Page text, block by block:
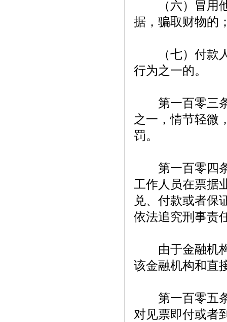
（六）冒用他
据，骗取财物的
（七）付款人
行为之一的。
第一百零三条
之一，情节轻微
罚。
第一百零四条
工作人员在票据
兑、付款或者保
依法追究刑事责
由于金融机构
该金融机构和直
第一百零五条
对见票即付或者